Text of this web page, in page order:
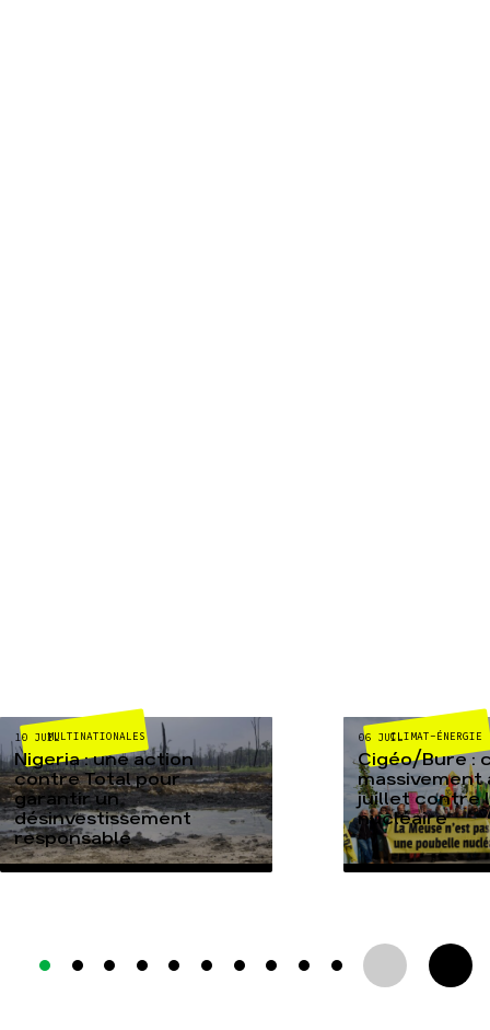
MULTINATIONALES
10 JUIL
Nigeria : une action
contre Total pour
garantir un
désinvestissement
responsable
CLIMAT-ÉNERGIE
06 JUIL
Cigéo/Bure :
massivement
juillet contre
nucléaire